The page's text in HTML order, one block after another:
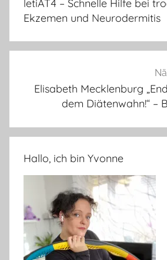
letiAT4 – Schnelle Hilfe bei
Ekzemen und Neurodermitis
Elisabeth Mecklenburg
dem Diätenwahn!“ –
Hallo, ich bin Yvonne